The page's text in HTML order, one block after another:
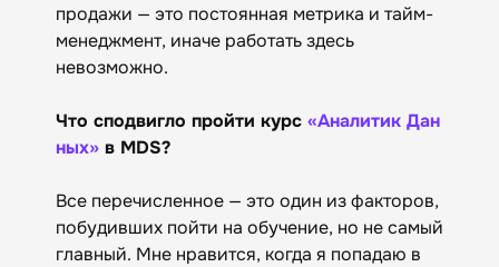
продажи — это постоянная метрика и тайм-
менеджмент, иначе работать здесь
невозможно.
Что сподвигло пройти курс «Аналитик Дан
ных» в MDS?
Все перечисленное — это один из факторов,
побудивших пойти на обучение, но не самый
главный. Мне нравится, когда я попадаю в